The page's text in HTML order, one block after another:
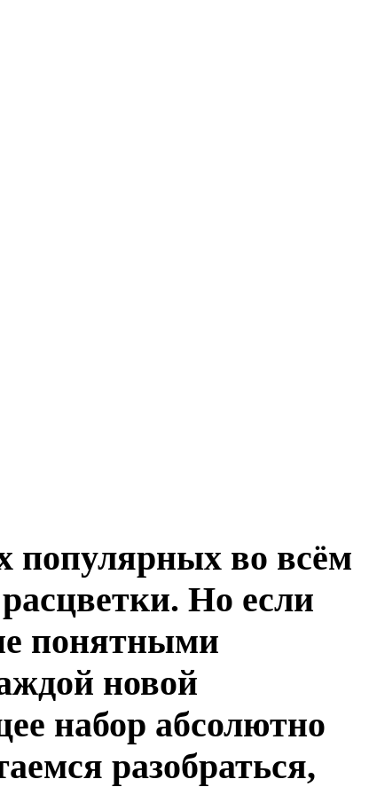
популярных во всём
Но если
понятными
новой
набор абсолютно
разобраться,